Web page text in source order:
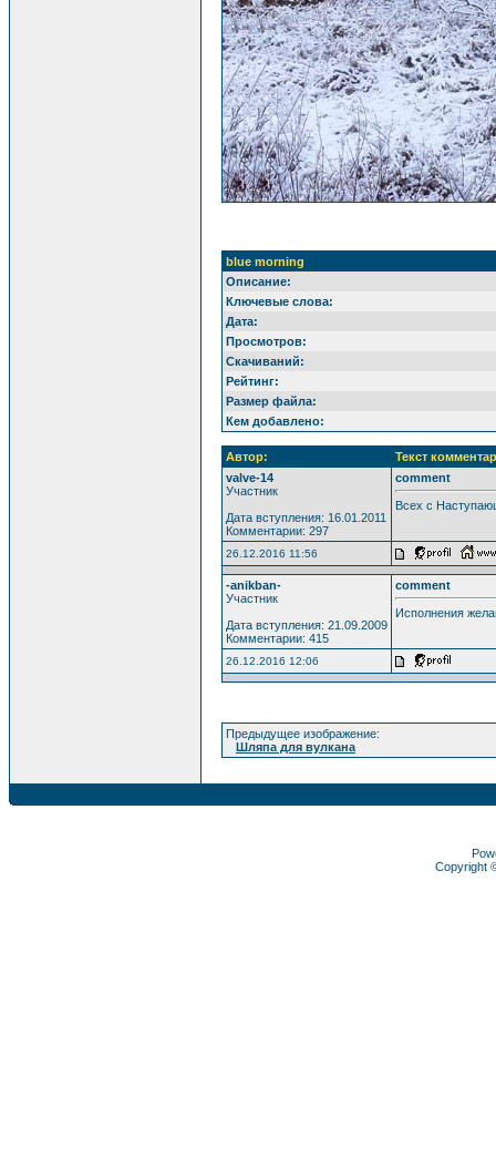
blue morning
Описание:
Ключевые слова:
Дата:
Просмотров:
Скачиваний:
Рейтинг:
Размер файла:
Кем добавлено:
Автор:
Текст
valve-14
Участник
Дата вступления: 16.01.2011
Комментарии: 297
comment
Всех с
26.12.2016 11:56
-anikban-
Участник
Дата вступления: 21.09.2009
Комментарии: 415
comment
Исполнения
26.12.2016 12:06
Предыдущее изображение:
Шляпа для вулкана
Copyright